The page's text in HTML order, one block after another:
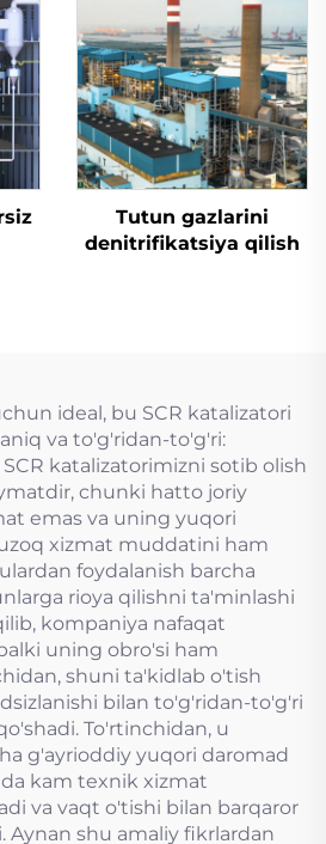
Tutun gazlarini
denitrifikatsiya qilish
ideal, bu SCR katalizatori
va to'g'ridan-to'g'ri:
katalizatorimizni sotib olish
chunki hatto joriy
emas va uning yuqori
xizmat muddatini ham
foydalanish barcha
rioya qilishni ta'minlashi
kompaniya nafaqat
uning obro'si ham
shuni ta'kidlab o'tish
bilan to'g'ridan-to'g'ri
To'rtinchidan, u
g'ayrioddiy yuqori daromad
kam texnik xizmat
va vaqt o'tishi bilan barqaror
Aynan shu amaliy fikrlardan